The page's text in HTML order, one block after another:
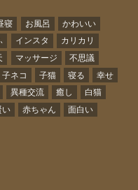
寝 お風呂
かわいい
インスタ
カリカリ
マッサージ
不思議
子ネコ 子猫 寝る
幸せ
異種交流 癒し
白猫
い 赤ちゃん
面白い